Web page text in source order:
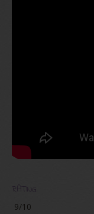
RATING
9/10